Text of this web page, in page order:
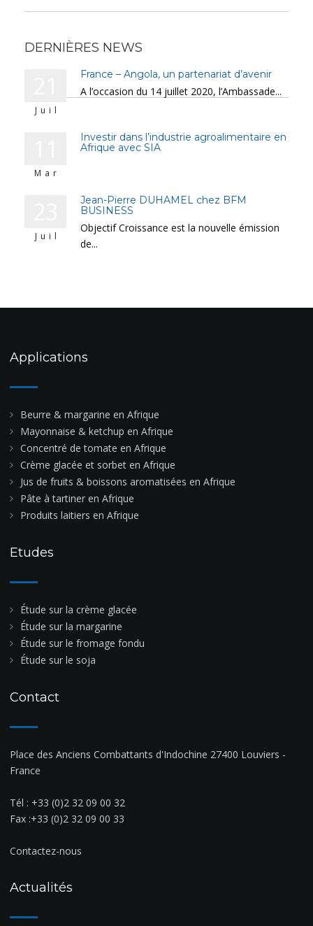
DERNIÈRES NEWS
Juil
France – Angola, un partenariat d’avenir
A l’occasion du 14 juillet 2020, l’Ambassade...
Mar
Investir dans l’industrie agroalimentaire en
Afrique avec SIA
Juil
Jean-Pierre DUHAMEL chez BFM
BUSINESS
Objectif Croissance est la nouvelle émission
de...
Applications
Beurre & margarine en Afrique
Mayonnaise & ketchup en Afrique
Concentré de tomate en Afrique
Crème glacée et sorbet en Afrique
Jus de fruits & boissons aromatisées en Afrique
Pâte à tartiner en Afrique
Produits laitiers en Afrique
Etudes
Étude sur la crème glacée
Étude sur la margarine
Étude sur le fromage fondu
Étude sur le soja
Contact
Place des Anciens Combattants d'Indochine 27400 Louviers -
France
Tél : +33 (0)2 32 09 00 32
Fax :+33 (0)2 32 09 00 33
Contactez-nous
Actualités